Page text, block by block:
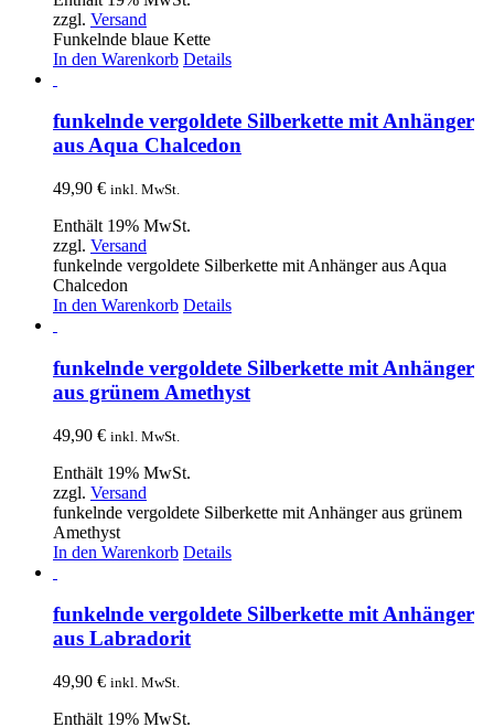
zzgl. Versand
Funkelnde blaue Kette
In den Warenkorb Details
funkelnde vergoldete Silberkette mit Anhänger
aus Aqua Chalcedon
49,90 € inkl. MwSt.
Enthält 19% MwSt.
zzgl. Versand
funkelnde vergoldete Silberkette mit Anhänger aus Aqua
Chalcedon
In den Warenkorb Details
funkelnde vergoldete Silberkette mit Anhänger
aus grünem Amethyst
49,90 € inkl. MwSt.
Enthält 19% MwSt.
zzgl. Versand
funkelnde vergoldete Silberkette mit Anhänger aus grünem
Amethyst
In den Warenkorb Details
funkelnde vergoldete Silberkette mit Anhänger
aus Labradorit
49,90 € inkl. MwSt.
Enthält 19% MwSt.